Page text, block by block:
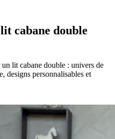
cabane double
lit cabane double : univers de
designs personnalisables et